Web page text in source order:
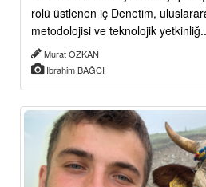
rolü üstlenen iç Denetim,
metodolojisi ve teknolojik
Murat ÖZKAN
İbrahim BAĞCI